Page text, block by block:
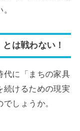
は戦わない！
代に「まちの家具
続けるための現実
しょうか。